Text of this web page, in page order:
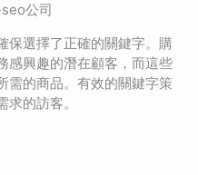
公司
保選擇了正確的關鍵字。購
感興趣的潛在顧客，而這些
需的商品。有效的關鍵字策
的訪客。